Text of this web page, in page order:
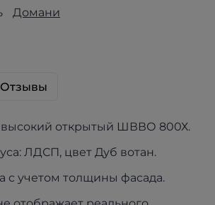
Домани
Отзывы
открытый ШВВО 800Х.
ЛДСП, цвет Дуб вотан.
с учетом толщины фасада.